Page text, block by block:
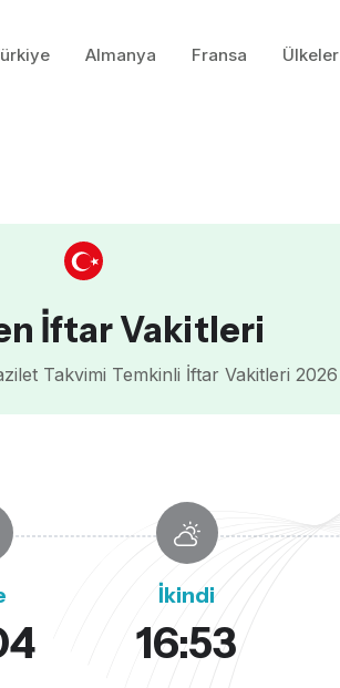
Almanya Fransa Ülkeler
İftar Vakitleri
Takvimi Temkinli İftar Vakitleri 2026
İkindi
16:53